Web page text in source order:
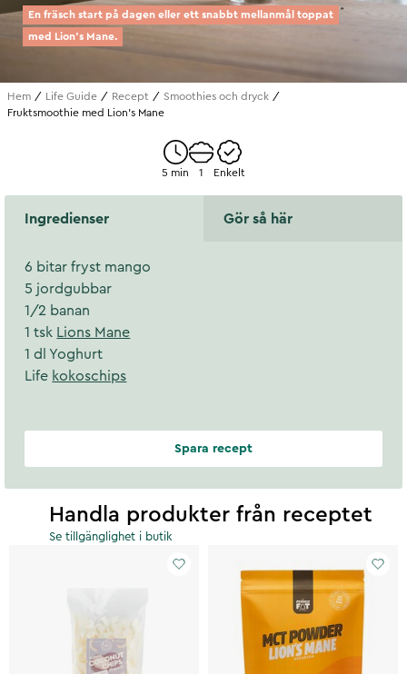
En fräsch start på dagen eller ett snabbt mellanmål toppat
med Lion's Mane.
Hem Life Guide Recept
Smoothies och dryck
Fruktsmoothie med Lion's Mane
5 min 1 Enkelt
Ingredienser Gör så här
6 bitar fryst mango
5 jordgubbar
1/2 banan
1 tsk Lions Mane
1 dl Yoghurt
Life kokoschips
Spara recept
Handla produkter från receptet
Se tillgänglighet i butik